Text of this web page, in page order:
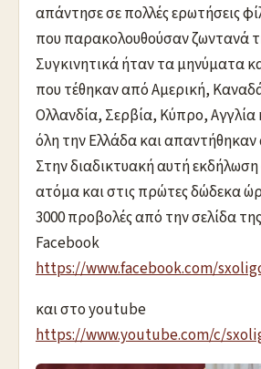
απάντησε σε πολλές ερωτήσεις
που παρακολουθούσαν ζωντανά
Συγκινητικά ήταν τα μηνύματα
που τέθηκαν από Αμερική,
Ολλανδία, Σερβία, Κύπρο,
όλη την Ελλάδα και απαντήθηκαν
Στην διαδικτυακή αυτή
ατόμα και στις πρώτες δώδεκα
3000 προβολές από την σελίδα
Facebook
https://www.facebook.com/
και στο youtube
https://www.youtube.com/c/